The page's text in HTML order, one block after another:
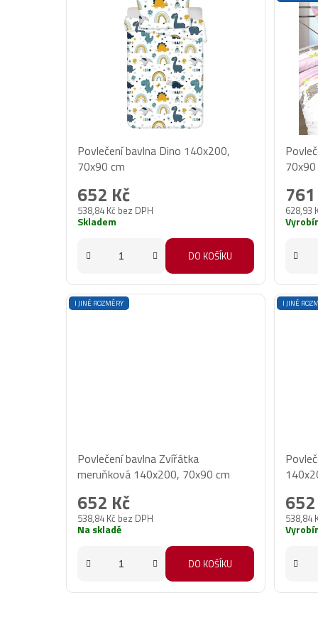
Povlečení bavlna Dino 140x200,
70x90 cm
538,84 Kč bez DPH
652 Kč
Skladem
DO KOŠÍKU
628,93
I JINÉ ROZMĚRY
Povlečení bavlna Zvířátka
meruňková 140x200, 70x90 cm
538,84 Kč bez DPH
652 Kč
Na skladě
DO KOŠÍKU
I JINÉ
538,84